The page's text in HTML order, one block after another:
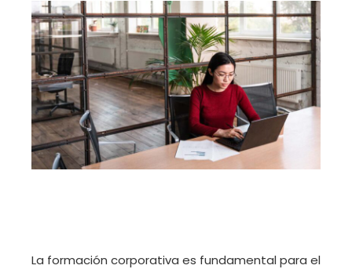
La formación corporativa es fundamental para el